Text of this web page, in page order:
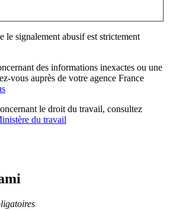
le signalement abusif est strictement
des informations inexactes ou une
vous auprès de votre agence France
le droit du travail, consultez
du travail